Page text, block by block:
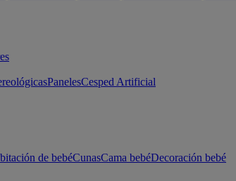
PanelesCesped Artificial
de bebéCunasCama bebéDecoración bebé